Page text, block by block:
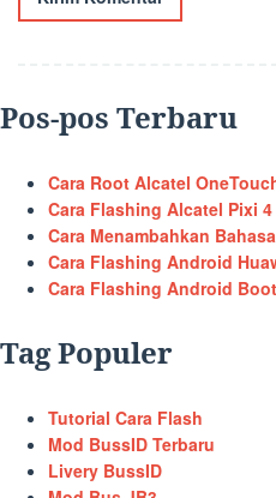
Pos-pos Terbaru
Cara Root Alcatel
Cara Flashing Alcatel Pixi
Cara Menambahkan
Cara Flashing Android
Cara Flashing Android
Tag Populer
Tutorial Cara Flash
Mod BussID Terbaru
Livery BussID